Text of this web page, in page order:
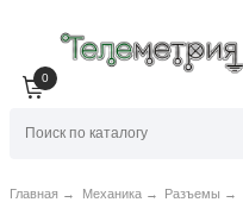
0
Главная → Механика → Разъемы →